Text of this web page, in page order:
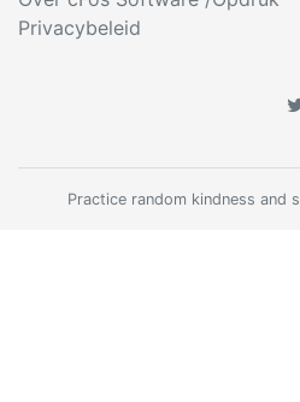
Privacybeleid
Practice random kindness and